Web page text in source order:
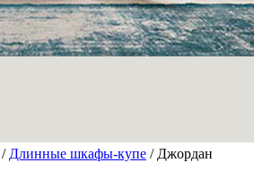
/ Длинные шкафы-купе / Джордан